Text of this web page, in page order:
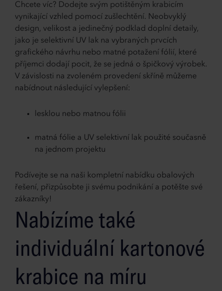
Chcete víc? Dodejte svým potištěným krabicím
vynikající vzhled pomocí zušlechtění. Neobvyklý
design, velikost a jedinečný podklad doplní detaily,
jako je selektivní UV lak na vybraných prvcích
grafického návrhu nebo matné potažení fólií, které
příjemci dodají pocit, že se jedná o špičkový výrobek.
V závislosti na zvoleném provedení skříně můžeme
nabídnout následující vylepšení:
lesklou nebo matnou fólii
matná fólie a UV selektivní lak použité současně
na jednom projektu
Podívejte se na naši kompletní nabídku obalových
řešení, přizpůsobte ji svému podnikání a potěšte své
zákazníky!
Nabízíme také
individuální kartonové
krabice na míru